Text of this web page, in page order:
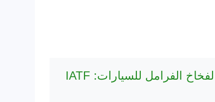
شرح شامل للمعايير الدولية للشهادات الجودة لفخاخ الفرامل للسيارات: IATF